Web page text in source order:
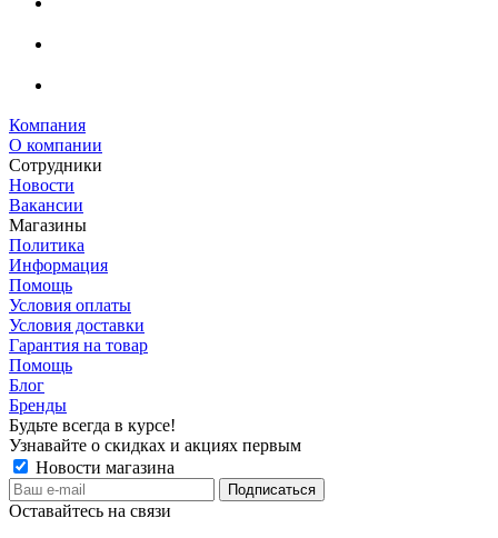
Компания
О компании
Сотрудники
Новости
Вакансии
Магазины
Политика
Информация
Помощь
Условия оплаты
Условия доставки
Гарантия на товар
Помощь
Блог
Бренды
Будьте всегда в курсе!
Узнавайте о скидках и акциях первым
Новости магазина
Оставайтесь на связи